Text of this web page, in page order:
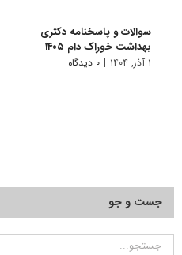
سوالات و پاسخنامه دکتری
بهداشت خوراک دام ۱۴۰۵
۱ آذر, ۱۴۰۴ | ۰ دیدگاه
جست و جو
جستجو